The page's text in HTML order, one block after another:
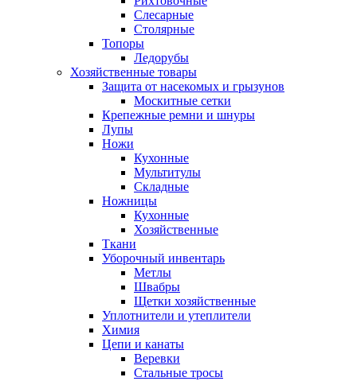
Слесарные
Столярные
Топоры
Ледорубы
Хозяйственные товары
Защита от насекомых и грызунов
Москитные сетки
Крепежные ремни и шнуры
Лупы
Ножи
Кухонные
Мультитулы
Складные
Ножницы
Кухонные
Хозяйственные
Ткани
Уборочный инвентарь
Метлы
Швабры
Щетки хозяйственные
Уплотнители и утеплители
Химия
Цепи и канаты
Веревки
Стальные тросы